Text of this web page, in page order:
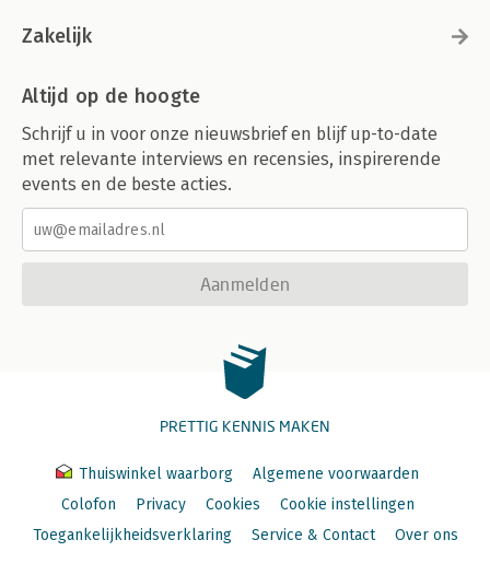
Zakelijk
Altijd op de hoogte
Schrijf u in voor onze nieuwsbrief en blijf up-to-date
met relevante interviews en recensies, inspirerende
events en de beste acties.
Aanmelden
PRETTIG KENNIS MAKEN
Thuiswinkel waarborg
Algemene voorwaarden
Colofon
Privacy Cookies
Cookie instellingen
Toegankelijkheidsverklaring
Service & Contact Over ons